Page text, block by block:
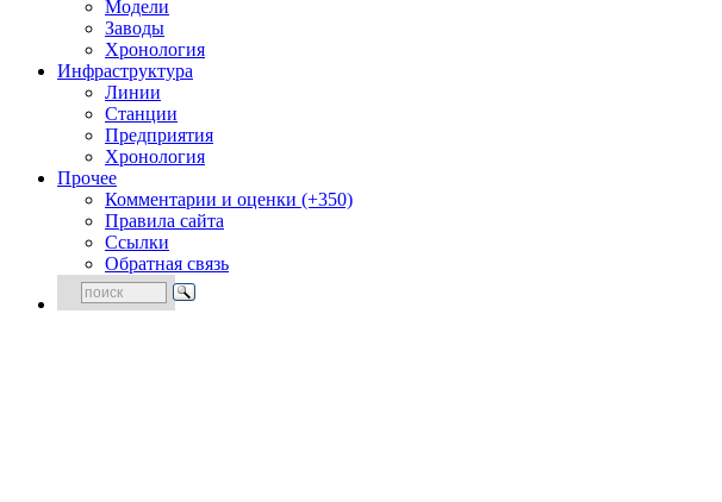
Модели
Заводы
Хронология
Инфраструктура
Линии
Станции
Предприятия
Хронология
Прочее
Комментарии и оценки (+350)
Правила сайта
Ссылки
Обратная связь